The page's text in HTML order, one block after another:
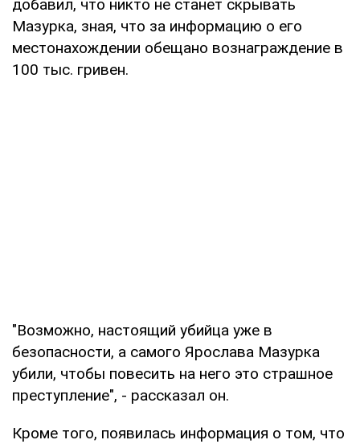
добавил, что никто не станет скрывать
Мазурка, зная, что за информацию о его
местонахождении обещано вознаграждение в
100 тыс. гривен.
"Возможно, настоящий убийца уже в
безопасности, а самого Ярослава Мазурка
убили, чтобы повесить на него это страшное
преступление", - рассказал он.
Кроме того, появилась информация о том, что